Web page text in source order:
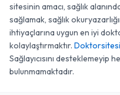
sitesinin amacı, sağlık
sağlamak, sağlık
ihtiyaçlarına uygun en iyi
kolaylaştırmaktır.
Sağlayıcısını
bulunmamaktadır.